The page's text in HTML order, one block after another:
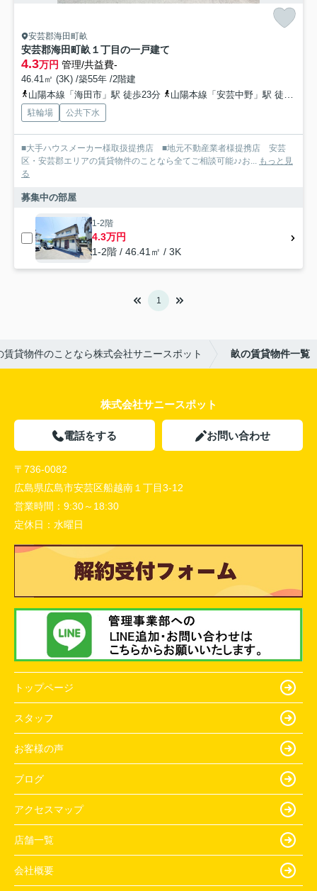
安芸郡海田町畝
安芸郡海田町畝１丁目の一戸建て
4.3万円 管理/共益費-
46.41㎡ (3K) /築55年 /2階建
山陽本線「海田市」駅 徒歩23分
山陽本線「安芸中野」駅 徒歩31分
駐輪場 公共下水
■大手ハウスメーカー様取扱提携店 ■地元不動産業者様提携店 安芸
区・安芸郡エリアの賃貸物件のことなら全てご相談可能♪♪お... もっと見
る
募集中の部屋
1-2階
4.3万円
1-2階 / 46.41㎡ / 3K
1
貸物件のことなら株式会社サニースポット 畝の賃貸物件一覧
株式会社サニースポット
電話をする お問い合わせ
〒736-0082
広島県広島市安芸区船越南１丁目3-12
営業時間： 9:30～18:30
定休日： 水曜日
トップページ
スタッフ
お客様の声
ブログ
アクセスマップ
店舗一覧
会社概要